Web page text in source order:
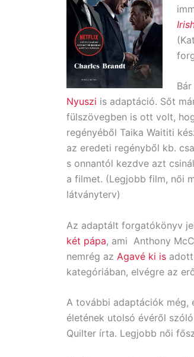
Nyuszi is adaptáció. Sőt
fülszövegben is ott volt,
regényéből Taika Waititi
az eredeti regényből kb.
s onnantól kezdve azt
a filmet. (Legjobb film, női
látványterv)
Az adaptált forgatókönyv
két pápa, ami Anthony
nemrég az Agavé ki is
kategóriában, elvégre az
A további adaptációk még,
életének utolsó évéről
Quilter írta. Legjobb női